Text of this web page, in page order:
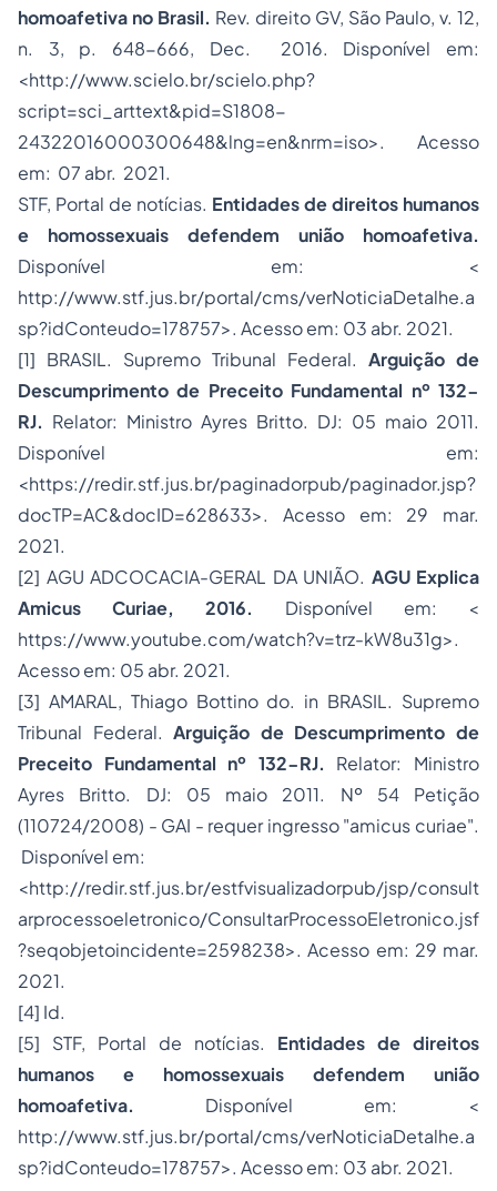
homoafetiva no Brasil. Rev. direito GV, São Paulo, v. 12,
n. 3, p. 648-666, Dec. 2016. Disponível em:
<http://www.scielo.br/scielo.php?
script=sci_arttext&pid=S1808-
24322016000300648&lng=en&nrm=iso>. Acesso
em: 07 abr. 2021.
STF, Portal de notícias. Entidades de direitos humanos
e homossexuais defendem união homoafetiva.
Disponível em: <
http://www.stf.jus.br/portal/cms/verNoticiaDetalhe.a
sp?idConteudo=178757>. Acesso em: 03 abr. 2021.
[1] BRASIL. Supremo Tribunal Federal. Arguição de
Descumprimento de Preceito Fundamental nº 132-
RJ. Relator: Ministro Ayres Britto. DJ: 05 maio 2011.
Disponível em:
<https://redir.stf.jus.br/paginadorpub/paginador.jsp?
docTP=AC&docID=628633>. Acesso em: 29 mar.
2021.
[2] AGU ADCOCACIA-GERAL DA UNIÃO. AGU Explica
Amicus Curiae, 2016.
Disponível em: <
https://www.youtube.com/watch?v=trz-kW8u31g>.
Acesso em: 05 abr. 2021.
[3] AMARAL, Thiago Bottino do. in BRASIL. Supremo
Tribunal Federal.Arguição de Descumprimento de
Preceito Fundamental nº 132-RJ. Relator: Ministro
Ayres Britto. DJ: 05 maio 2011. Nº 54 Petição
(110724/2008) - GAI - requer ingresso "amicus curiae".
Disponível em:
<http://redir.stf.jus.br/estfvisualizadorpub/jsp/consult
arprocessoeletronico/ConsultarProcessoEletronico.jsf
?seqobjetoincidente=2598238>. Acesso em: 29 mar.
2021.
[4] Id.
[5] STF, Portal de notícias. Entidades de direitos
humanos e homossexuais defendem união
homoafetiva. Disponível em: <
http://www.stf.jus.br/portal/cms/verNoticiaDetalhe.a
sp?idConteudo=178757>. Acesso em: 03 abr. 2021.